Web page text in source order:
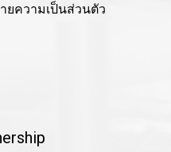
ยความเป็นส่วนตัว